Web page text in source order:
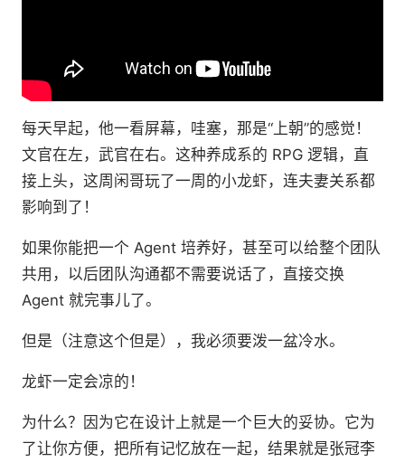
每天早起，他一看屏幕，哇塞，那是“上朝”的感觉！
文官在左，武官在右。这种养成系的 RPG 逻辑，直
接上头，这周闲哥玩了一周的小龙虾，连夫妻关系都
影响到了！
如果你能把一个 Agent 培养好，甚至可以给整个团队
共用，以后团队沟通都不需要说话了，直接交换
Agent 就完事儿了。
但是（注意这个但是），我必须要泼一盆冷水。
龙虾一定会凉的！
为什么？因为它在设计上就是一个巨大的妥协。它为
了让你方便，把所有记忆放在一起，结果就是张冠李